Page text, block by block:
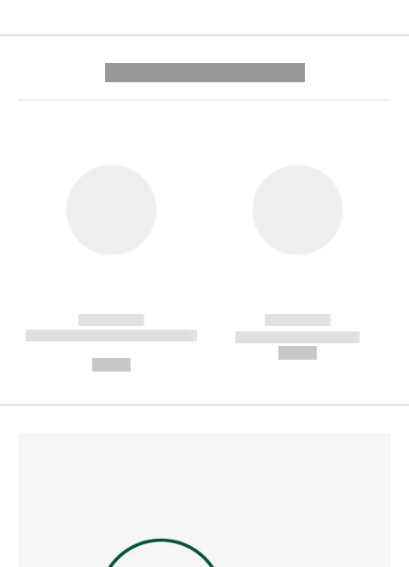
------------
----------- ----------- --------
------------
----------- -----------